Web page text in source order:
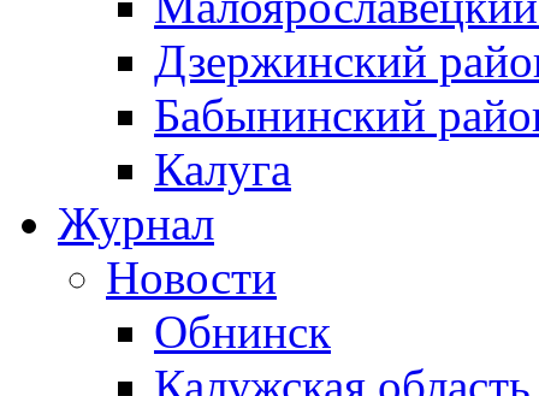
Дзержинский
Бабынинский
Калуга
Журнал
Новости
Обнинск